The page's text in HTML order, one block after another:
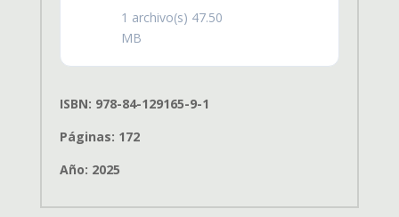
1 archivo(s) 47.50
MB
ISBN: 978-84-129165-9-1
Páginas: 172
Año: 2025